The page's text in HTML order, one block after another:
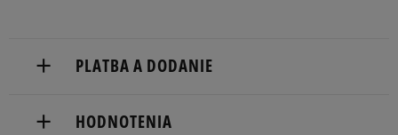
PLATBA A DODANIE
HODNOTENIA